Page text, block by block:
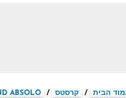
הבית / קרסטס /
ABSOLO